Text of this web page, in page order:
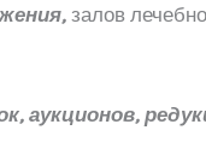
залов
аукционов,